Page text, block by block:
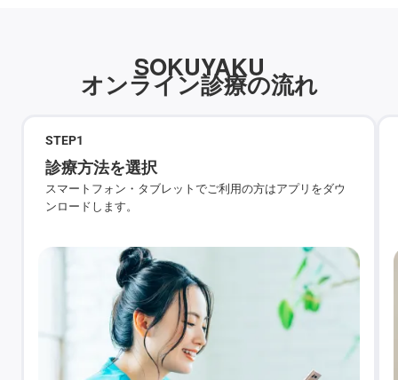
SOKUYAKU
オンライン診療の流れ
STEP1
診療方法を選択
スマートフォン・タブレットでご利用の方はアプリをダウ
ンロードします。